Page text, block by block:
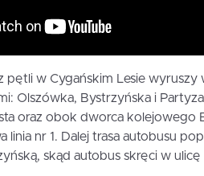
pętli w Cygańskim Lesie wyruszy
Olszówka, Bystrzyńska i
oraz obok dworca kolejowego
linia nr 1. Dalej trasa autobusu
skąd autobus skręci w